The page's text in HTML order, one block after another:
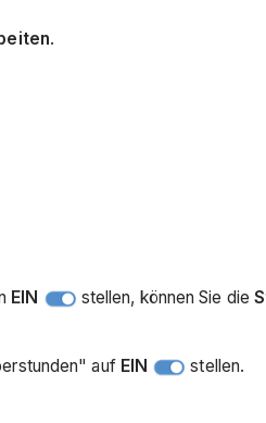
.
EIN stellen, können Sie die
auf EIN stellen.